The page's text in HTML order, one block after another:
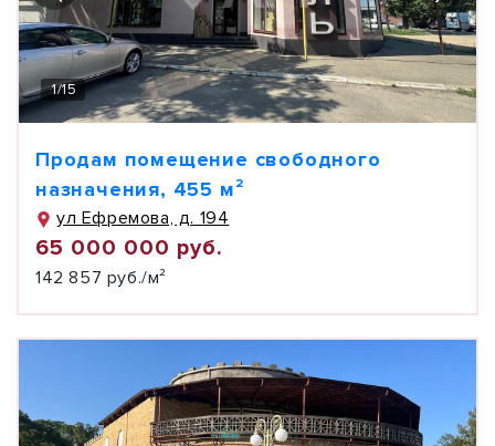
1/15
Продам помещение свободного
назначения, 455 м²
ул Ефремова, д. 194
65 000 000 руб.
142 857 руб./м²